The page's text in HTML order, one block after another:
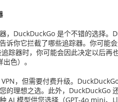
，DuckDuckGo 是个不错的选择。
诉你它拦截了哪些追踪器。你可能
踪器时，你可能会因此决定以后再
色）。
，但需要付费升级。
的理想之选。此外，DuckDuckGo
AI 模型供您选择（GPT-4o mini